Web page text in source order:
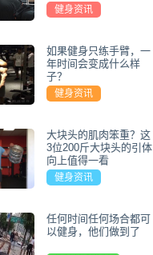
健身资讯
如果健身只练手臂，一
年时间会变成什么样
子？
健身资讯
大块头的肌肉笨重？这
3位200斤大块头的引体
向上值得一看
健身资讯
任何时间任何场合都可
以健身，他们做到了